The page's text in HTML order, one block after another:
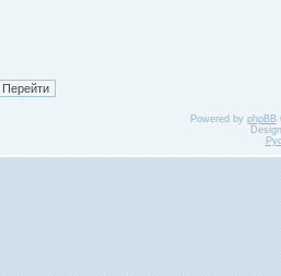
Powered by phpBB